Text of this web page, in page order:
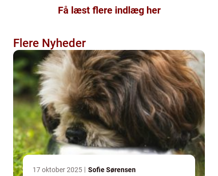
Få læst flere indlæg her
Flere Nyheder
17 oktober 2025 Sofie Sørensen